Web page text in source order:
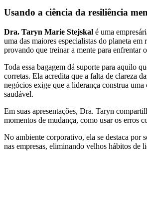
Usando a ciência da resiliência
Dra. Taryn Marie Stejskal é uma
uma das maiores especialistas do planeta
provando que treinar a mente para enfrentar
Toda essa bagagem dá suporte para aquilo
corretas. Ela acredita que a falta de clareza
negócios exige que a liderança construa
saudável.
Em suas apresentações, Dra. Taryn
momentos de mudança, como usar os erros
No ambiente corporativo, ela se destaca por
nas empresas, eliminando velhos hábitos de